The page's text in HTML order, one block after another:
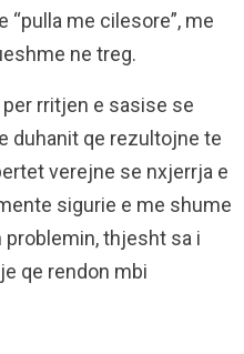
“pulla me cilesore”, me
ne treg.
rritjen e sasise se
duhanit qe rezultojne te
verejne se nxjerrja e
sigurie e me shume
thjesht sa i
qe rendon mbi